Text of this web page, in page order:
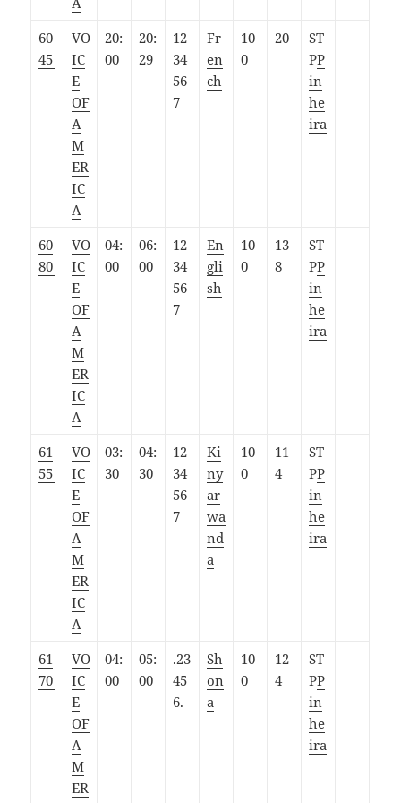
60
45
VO
IC
E
OF
A
M
ER
IC
A
20:
00
20:
29
12
34
56
7
Fr
en
ch
10
0
20
ST
PP
in
he
ira
60
80
VO
IC
E
OF
A
M
ER
IC
A
04:
00
06:
00
12
34
56
7
En
gli
sh
10
0
13
8
ST
PP
in
he
ira
61
55
VO
IC
E
OF
A
M
ER
IC
A
03:
30
04:
30
12
34
56
7
Ki
ny
ar
wa
nd
a
10
0
11
4
ST
PP
in
he
ira
61
70
VO
IC
E
OF
A
M
ER
04:
00
05:
00
.23
45
6.
Sh
on
a
10
0
12
4
ST
PP
in
he
ira